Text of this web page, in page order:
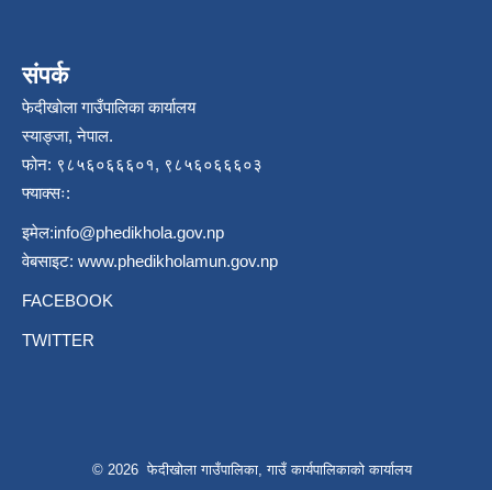
संपर्क
फेदीखोला गाउँपालिका कार्यालय
स्याङ्जा, नेपाल.
फोन: ९८५६०६६६०१, ९८५६०६६६०३
फ्याक्सः:
इमेल:info@phedikhola.gov.np
वेबसाइट: www.phedikholamun.gov.np
FACEBOOK
TWITTER
© 2026 फेदीखोला गाउँपालिका, गाउँ कार्यपालिकाको कार्यालय